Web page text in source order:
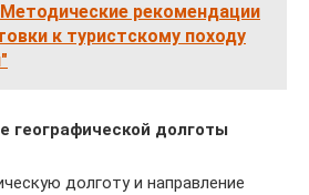
Методические рекомендации
к туристскому походу
географической долготы
долготу и направление